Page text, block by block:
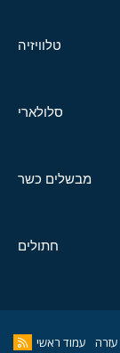
טלוויזיה
סלולארי
מבשלים כשר
חתולים
עזרה עמוד ראשי